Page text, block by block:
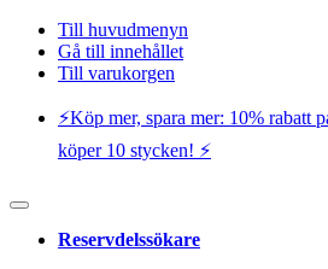
Till huvudmenyn
Gå till innehållet
Till varukorgen
⚡️Köp mer, spara mer: 10% rabatt
köper 10 stycken! ⚡️
Reservdelssökare